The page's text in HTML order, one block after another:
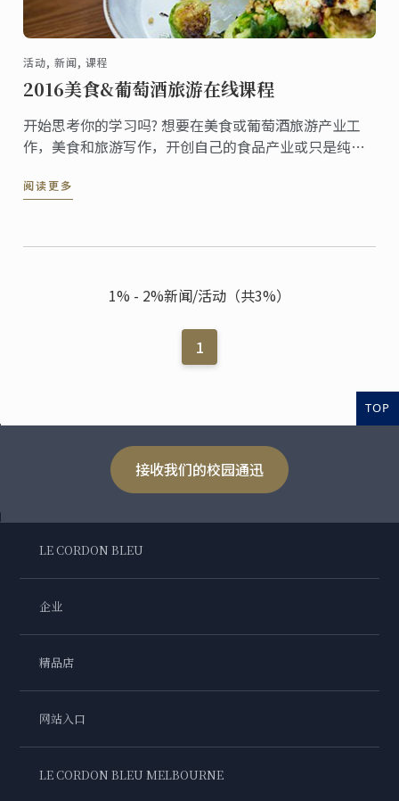
活动, 新闻, 课程
2016美食&葡萄酒旅游在线课程
开始思考你的学习吗? 想要在美食或葡萄酒旅游产业工
作，美食和旅游写作，开创自己的食品产业或只是纯粹
阅读更多
1% - 2%新闻/活动（共3%）
1
TOP
接收我们的校园通迅
LE CORDON BLEU
企业
精品店
网站入口
LE CORDON BLEU MELBOURNE